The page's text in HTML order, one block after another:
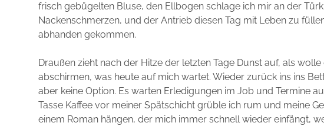
frisch gebügelten Bluse, den Ellbogen schlage ich mir an der
Nackenschmerzen, und der Antrieb diesen Tag mit Leben zu
abhanden gekommen.
Draußen zieht nach der Hitze der letzten Tage Dunst auf, als
abschirmen, was heute auf mich wartet. Wieder zurück ins ins
aber keine Option. Es warten Erledigungen im Job und Termine
Tasse Kaffee vor meiner Spätschicht grüble ich rum und meine
einem Roman hängen, der mich immer schnell wieder einfängt,